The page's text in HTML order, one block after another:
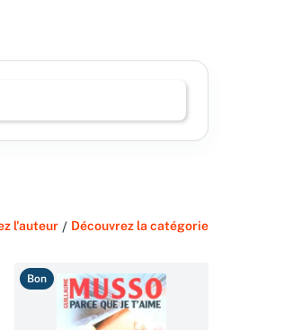
l'auteur / Découvrez la catégorie
Bon